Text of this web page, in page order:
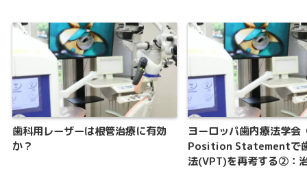
歯科用レーザーは根管治療に有効
か？
ヨーロッパ歯内療法学会
Position Statementで
法(VPT)を再考する②：